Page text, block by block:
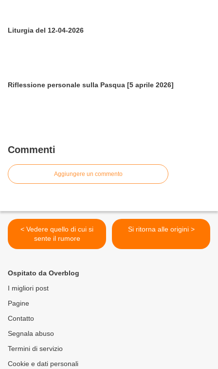
Liturgia del 12-04-2026
Riflessione personale sulla Pasqua [5 aprile 2026]
Commenti
Aggiungere un commento
< Vedere quello di cui si
sente il rumore
Si ritorna alle origini >
Ospitato da Overblog
I migliori post
Pagine
Contatto
Segnala abuso
Termini di servizio
Cookie e dati personali